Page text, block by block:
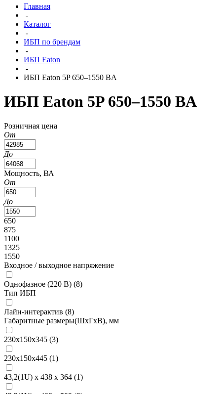
Главная
-
Каталог
-
ИБП по брендам
-
ИБП Eaton
-
ИБП Eaton 5P 650–1550 ВA
ИБП Eaton 5P 650–1550 ВA
Розничная цена
От
До
Мощность, ВА
От
До
650
875
1100
1325
1550
Входное / выходное напряжение
Однофазное (220 В) (8)
Тип ИБП
Лайн-интерактив (8)
Габаритные размеры(ШxГxВ), мм
230х150х345 (3)
230х150х445 (1)
43,2(1U) х 438 х 364 (1)